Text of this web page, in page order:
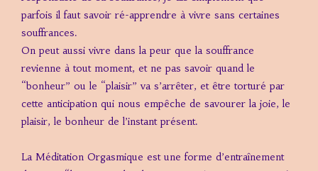
parfois il faut savoir ré-apprendre à vivre sans certaines
souffrances.
On peut aussi vivre dans la peur que la souffrance
revienne à tout moment, et ne pas savoir quand le
“bonheur” ou le “plaisir” va s’arrêter, et être torturé par
cette anticipation qui nous empêche de savourer la joie, le
plaisir, le bonheur de l’instant présent.
La Méditation Orgasmique est une forme d’entraînement